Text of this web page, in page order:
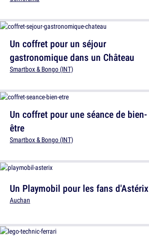
Un coffret pour un séjour
gastronomique dans un Château
Smartbox & Bongo (INT)
Un Playmobil pour les fans d'Astérix
Auchan
Un coffret pour une séance de bien-
être
Smartbox & Bongo (INT)